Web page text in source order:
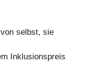
selbst, sie
Inklusionspreis